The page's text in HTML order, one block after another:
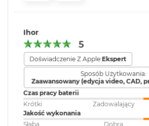
r
M
a
B
o
o
k
A
Dwa porty Thunderbolt 4 (USB-C)
Ładowanie
DisplayPort
Thunderbolt 4 (do 40 Gb/s)
USB 4 (do 40 Gb/s)
system operacyjny
Wersja systemu
macOS
Dołączone
oprogramowanie:
Wbudowane
macOS
Ihor
5
Doświadczenie Z Apple:Ekspert
Sposób Użytkowania:
Zaawansowany (edycja video, CAD,
Czas pracy baterii
Krótki
Zadowalający
Jakość wykonania
Słaba
Dobra